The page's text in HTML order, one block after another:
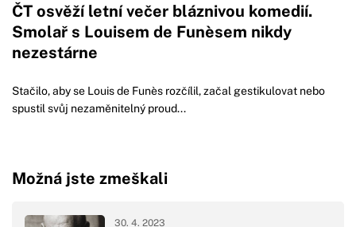
ČT osvěží letní večer bláznivou komedií.
Smolař s Louisem de Funèsem nikdy
nezestárne
Stačilo, aby se Louis de Funès rozčílil, začal gestikulovat nebo
spustil svůj nezaměnitelný proud...
Možná jste zmeškali
30. 4. 2023